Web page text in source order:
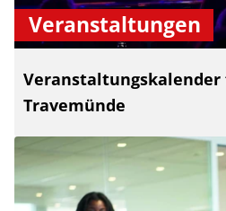
Veranstaltungen
Veranstaltungskalender
Travemünde